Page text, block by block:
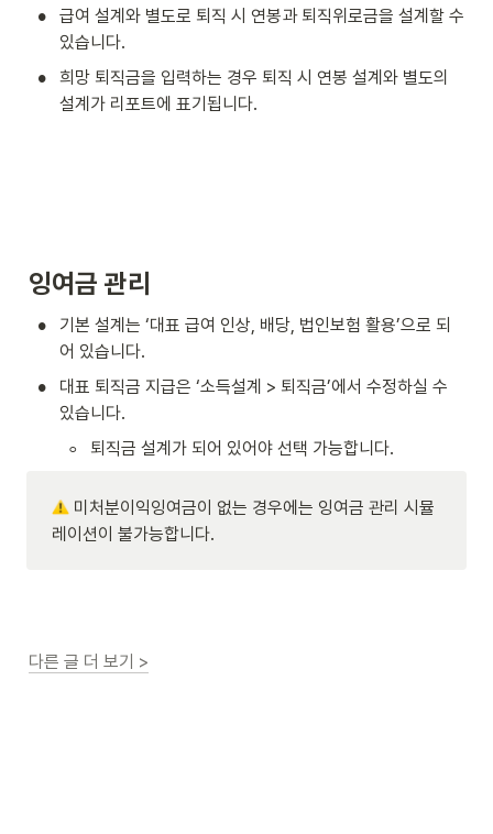
•
급여 설계와 별도로 퇴직 시 연봉과 퇴직위로금을 설계할 수
있습니다.
•
희망 퇴직금을 입력하는 경우 퇴직 시 연봉 설계와 별도의
설계가 리포트에 표기됩니다.
잉여금 관리
•
기본 설계는 ‘대표 급여 인상, 배당, 법인보험 활용’으로 되
어 있습니다.
•
대표 퇴직금 지급은 ‘소득설계 > 퇴직금’에서 수정하실 수
있습니다.
◦ 퇴직금 설계가 되어 있어야 선택 가능합니다.
미처분이익잉여금이 없는 경우에는 잉여금 관리 시뮬
레이션이 불가능합니다.
다른 글 더 보기 >